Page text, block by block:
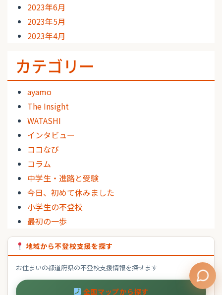
2023年6月
2023年5月
2023年4月
カテゴリー
ayamo
The Insight
WATASHI
インタビュー
ココなび
コラム
中学生・進路と受験
今日、初めて休みました
小学生の不登校
最初の一歩
地域から不登校支援を探す
お住まいの都道府県の不登校支援情報を探せます
全国マップから探す